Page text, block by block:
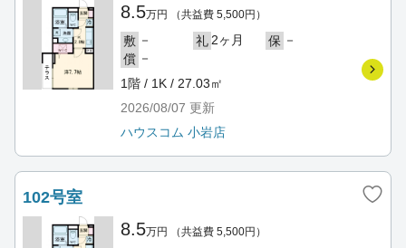
8.5万円 （共益費 5,500円）
敷 － 礼 2ヶ月 保 －
償 －
1階 / 1K / 27.03㎡
2026/08/07 更新
ハウスコム 小岩店
102号室
8.5万円 （共益費 5,500円）